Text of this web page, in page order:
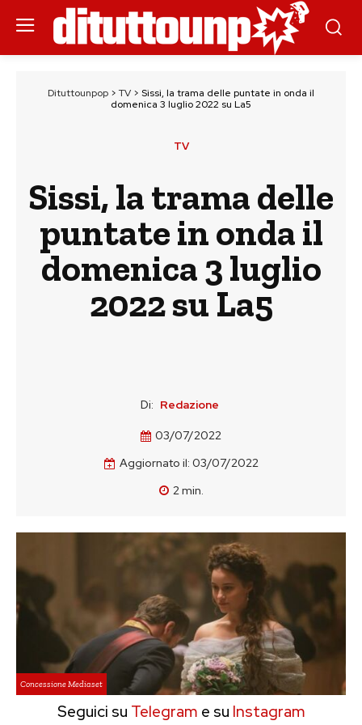
Dituttounpop > TV > Sissi, la trama delle puntate in onda il
domenica 3 luglio 2022 su La5
TV
Sissi, la trama delle
puntate in onda il
domenica 3 luglio
2022 su La5
Di: Redazione
03/07/2022
Aggiornato il: 03/07/2022
2min.
Concessione Mediaset
Seguici su Telegram e su Instagram